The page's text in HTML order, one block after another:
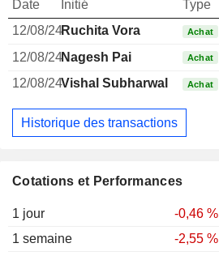
Cotations et Performances
1 jour
-0,46 %
1 semaine
-2,55 %
Date Initié Type
12/08/24Ruchita Vora Achat
12/08/24Nagesh Pai Achat
12/08/24Vishal Subharwal Achat
Historique des transactions